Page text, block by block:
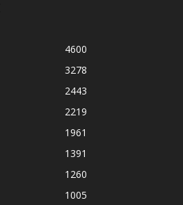
4600
3278
2443
2219
1961
1391
1260
1005